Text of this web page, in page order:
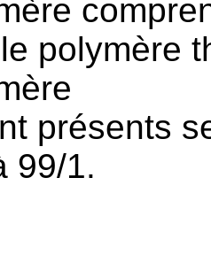
polymère
présents
99/1.